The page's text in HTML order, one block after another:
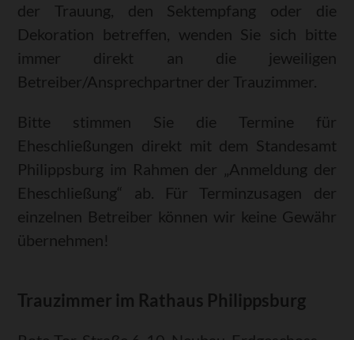
der Trauung, den Sektempfang oder die
Dekoration betreffen, wenden Sie sich bitte
immer direkt an die jeweiligen
Betreiber/Ansprechpartner der Trauzimmer.
Bitte stimmen Sie die Termine für
Eheschließungen direkt mit dem Standesamt
Philippsburg im Rahmen der „Anmeldung der
Eheschließung“ ab. Für Terminzusagen der
einzelnen Betreiber können wir keine Gewähr
übernehmen!
Trauzimmer im Rathaus Philippsburg